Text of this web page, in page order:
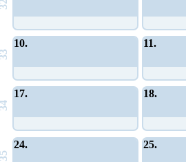
10. 11.
17. 18.
24. 25.